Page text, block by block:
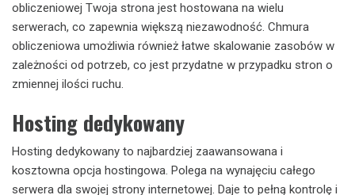
obliczeniowej Twoja strona jest hostowana na wielu
serwerach, co zapewnia większą niezawodność. Chmura
obliczeniowa umożliwia również łatwe skalowanie zasobów w
zależności od potrzeb, co jest przydatne w przypadku stron o
zmiennej ilości ruchu.
Hosting dedykowany
Hosting dedykowany to najbardziej zaawansowana i
kosztowna opcja hostingowa. Polega na wynajęciu całego
serwera dla swojej strony internetowej. Daje to pełną kontrolę i